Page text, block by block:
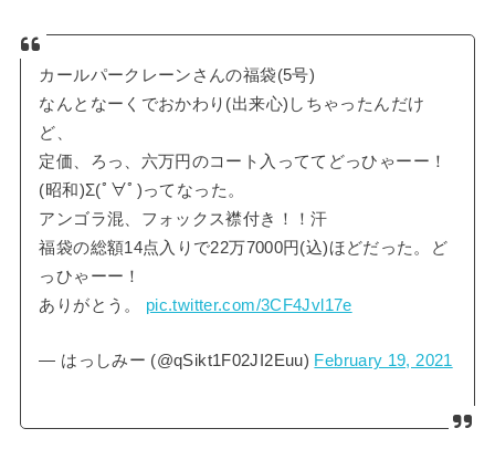
カールパークレーンさんの福袋(5号)
なんとなーくでおかわり(出来心)しちゃったんだけ
ど、
定価、ろっ、六万円のコート入っててどっひゃーー！
(昭和)Σ(ﾟ∀ﾟ)ってなった。
アンゴラ混、フォックス襟付き！！汗
福袋の総額14点入りで22万7000円(込)ほどだった。ど
っひゃーー！
ありがとう。 pic.twitter.com/3CF4Jvl17e
— はっしみー (@qSikt1F02JI2Euu) February 19, 2021